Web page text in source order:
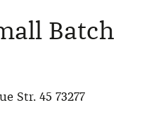
Batch
Str. 45 73277